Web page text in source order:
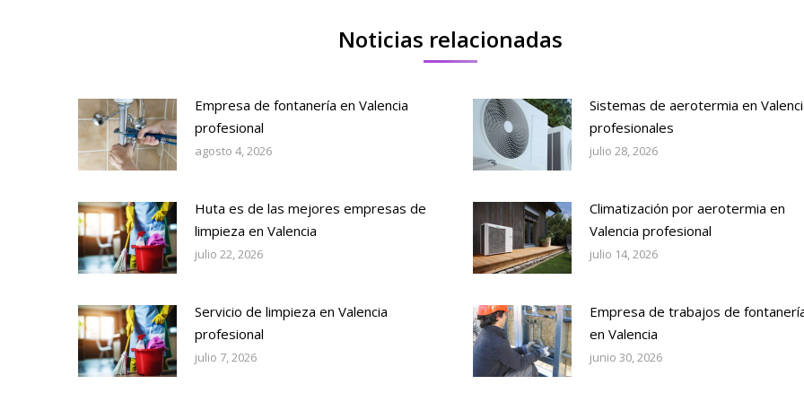
Noticias relacionadas
Empresa de fontanería en Valencia
profesional
agosto 4, 2026
Sistemas de aerotermia en
profesionales
julio 28, 2026
Huta es de las mejores empresas de
limpieza en Valencia
julio 22, 2026
Climatización por aerotermia en
Valencia profesional
julio 14, 2026
Servicio de limpieza en Valencia
profesional
julio 7, 2026
Empresa de trabajos de
en Valencia
junio 30, 2026